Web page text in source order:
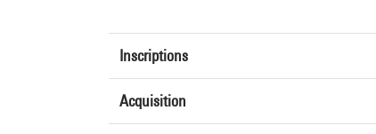
Inscriptions
Acquisition